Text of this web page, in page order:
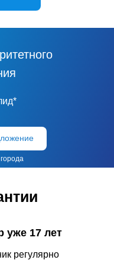
уже 17 лет
регулярно